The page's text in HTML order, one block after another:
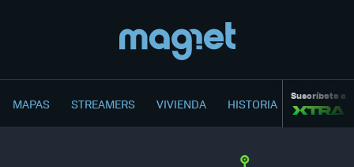
MAPAS STREAMERS VIVIENDA HISTORIA Suscríbete a